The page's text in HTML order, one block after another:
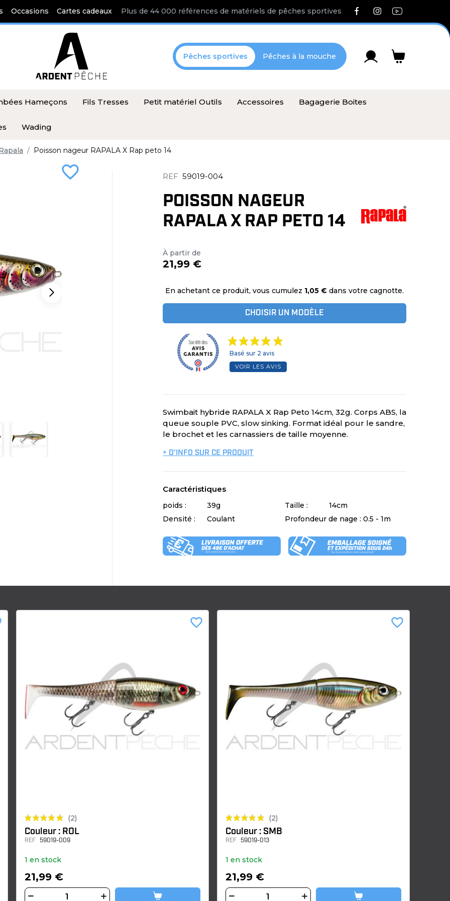
Occasions Cartes cadeaux Plus de 44 000 références de matériels de pêches sportives
Pêches sportives Pêches à la mouche
Hameçons Fils Tresses Petit matériel Outils Accessoires Bagagerie Boites
Wading
Poisson nageur RAPALA X Rap peto 14
favorite_border REF 59019-004
POISSON NAGEUR
RAPALA X RAP PETO 14
À partir de
21,99 €
En achetant ce produit, vous cumulez 1,05 € dans votre cagnotte.
CHOISIR UN MODÈLE
Basé sur 2 avis
VOIR LES AVIS
Swimbait hybride RAPALA X Rap Peto 14cm, 32g. Corps ABS, la
queue souple PVC, slow sinking. Format idéal pour le sandre,
le brochet et les carnassiers de taille moyenne.
+ D’INFO SUR CE PRODUIT
Caractéristiques
poids : 39g Taille :
14cm
Densité :
Coulant Profondeur de nage : 0.5 - 1m
(2)
Couleur : ROL
REF 59019-009
1 en stock
21,99 €
favorite_border
(2)
Couleur : SMB
REF 59019-013
1 en stock
21,99 €
favorite_border